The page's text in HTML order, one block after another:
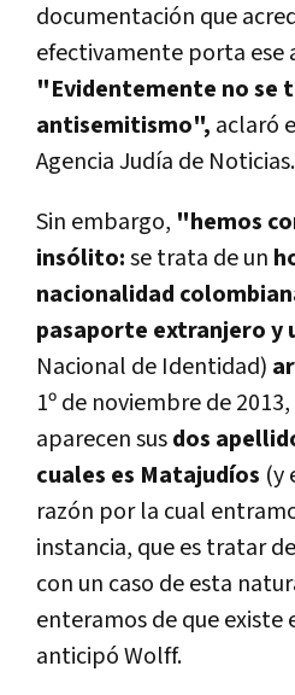
documentación que
efectivamente porta ese
"Evidentemente no se
antisemitismo", aclaró
Agencia Judía de Noticias.
Sin embargo, "hemos
insólito:se trata de un
nacionalidad
pasaporte extranjero y
Nacional de Identidad)
1º de noviembre de
aparecen susdos
cuales es Matajudíos (y
razón por la cual
instancia, que es tratar
con un caso de esta
enteramos de que existe
anticipó Wolff.